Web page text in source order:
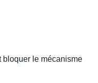
bloquer le mécanisme